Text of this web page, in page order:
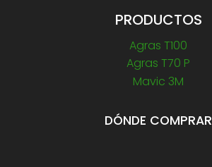
PRODUCTOS
Agras T100
Agras T70 P
Mavic 3M
DÓNDE COMPRAR